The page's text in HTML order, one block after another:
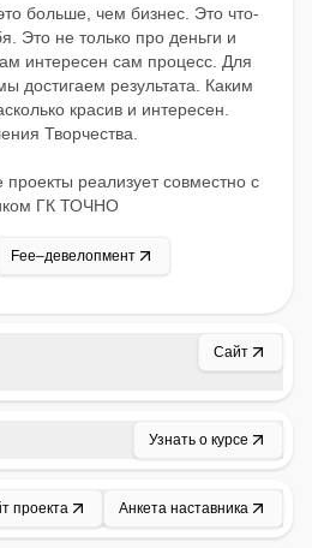
больше, чем бизнес. Это что-
Это не только про деньги и
интересен сам процесс. Для
достигаем результата. Каким
красив и интересен.
Творчества.
реализует совместно с
ГК ТОЧНО
Fee–девелопмент
Сайт
Узнать о курсе
проекта Анкета наставника